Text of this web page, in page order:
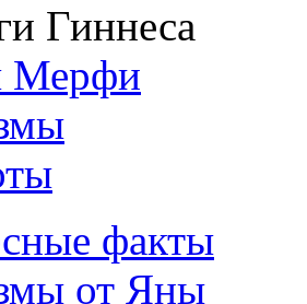
Гиннеса
Мерфи
факты
от Яны